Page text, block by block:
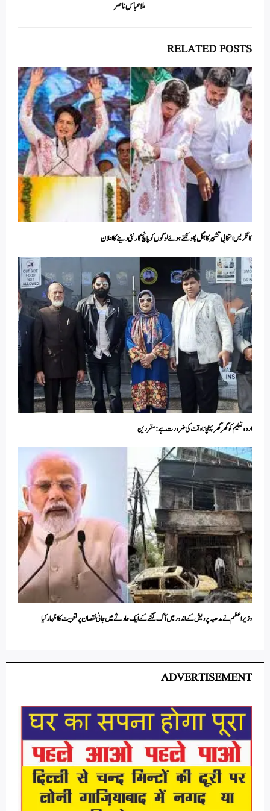
ملا عباس ناصر
RELATED POSTS
کانگریس انتخابی تشہیر کا بگل پھونکتے ہوئے لوگوں کو پانچ گارنٹی دینے کا اعلان
اردو تعلیم کو گھر گھر پہنچانا وقت کی ضرورت ہے:مقررین
وزیر اعظم نے مدھیہ پردیش کے اندور میں آگ لگنے کے ایک حادثے میں جانی نقصان پر تعزیت کا اظہار کیا
ADVERTISEMENT